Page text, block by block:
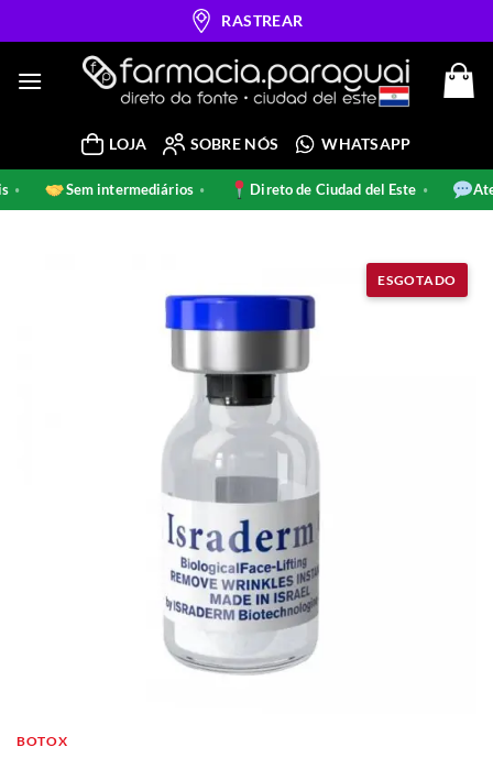
to
RASTREAR
LOJA SOBRE NÓS WHATSAPP
Sem intermediários Direto de Ciudad del Este
BOTOX